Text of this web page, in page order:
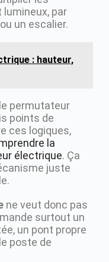
lumineux, par
un escalier.
: hauteur,
permutateur
points de
ces logiques,
la
électrique. Ça
juste
ne veut donc pas
surtout un
un pont propre
poste de